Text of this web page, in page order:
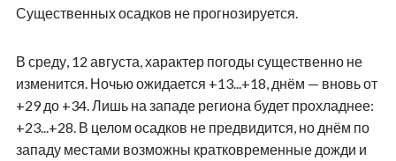
Существенных осадков не прогнозируется.
В среду, 12 августа, характер погоды существенно не
изменится. Ночью ожидается +13...+18, днём — вновь от
+29 до +34. Лишь на западе региона будет прохладнее:
+23...+28. В целом осадков не предвидится, но днём по
западу местами возможны кратковременные дожди и